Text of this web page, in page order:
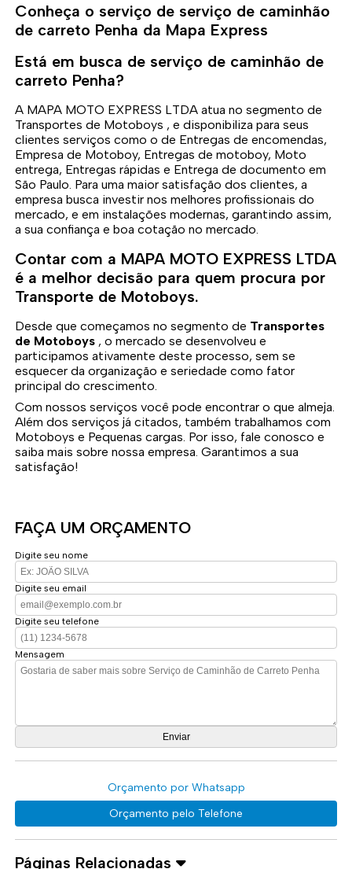
Conheça o serviço de serviço de caminhão
de carreto Penha da Mapa Express
Está em busca de serviço de caminhão de
carreto Penha?
A MAPA MOTO EXPRESS LTDA atua no segmento de
Transportes de Motoboys , e disponibiliza para seus
clientes serviços como o de Entregas de encomendas,
Empresa de Motoboy, Entregas de motoboy, Moto
entrega, Entregas rápidas e Entrega de documento em
São Paulo. Para uma maior satisfação dos clientes, a
empresa busca investir nos melhores profissionais do
mercado, e em instalações modernas, garantindo assim,
a sua confiança e boa cotação no mercado.
Contar com a MAPA MOTO EXPRESS LTDA
é a melhor decisão para quem procura por
Transporte de Motoboys.
Desde que começamos no segmento de Transportes
de Motoboys , o mercado se desenvolveu e
participamos ativamente deste processo, sem se
esquecer da organização e seriedade como fator
principal do crescimento.
Com nossos serviços você pode encontrar o que almeja.
Além dos serviços já citados, também trabalhamos com
Motoboys e Pequenas cargas. Por isso, fale conosco e
saiba mais sobre nossa empresa. Garantimos a sua
satisfação!
FAÇA UM ORÇAMENTO
Digite seu nome
Digite seu email
Digite seu telefone
Mensagem
Orçamento por Whatsapp
Orçamento pelo Telefone
Páginas Relacionadas